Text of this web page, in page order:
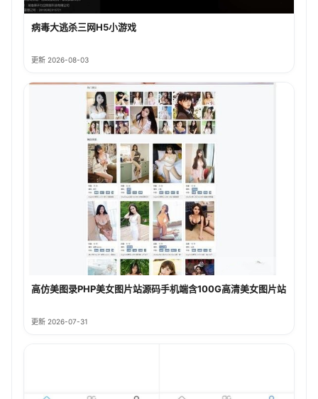
病毒大逃杀三网H5小游戏
更新 2026-08-03
高仿美图录PHP美女图片站源码手机端含100G高清美女图片站
更新 2026-07-31